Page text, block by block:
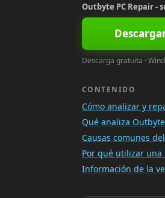
Outbyte PC Repair -
Descarga gratuita ·
CONTENIDO
Cómo analizar y
Qué analiza
Causas comunes
Por qué utilizar
Información de la